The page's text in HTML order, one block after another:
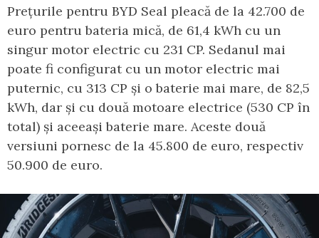
Prețurile pentru BYD Seal pleacă de la 42.700 de
euro pentru bateria mică, de 61,4 kWh cu un
singur motor electric cu 231 CP. Sedanul mai
poate fi configurat cu un motor electric mai
puternic, cu 313 CP și o baterie mai mare, de 82,5
kWh, dar și cu două motoare electrice (530 CP în
total) și aceeași baterie mare. Aceste două
versiuni pornesc de la 45.800 de euro, respectiv
50.900 de euro.